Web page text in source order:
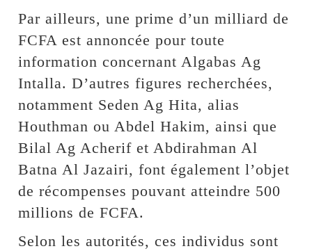
Par ailleurs, une prime d’un milliard de
FCFA est annoncée pour toute
information concernant Algabas Ag
Intalla. D’autres figures recherchées,
notamment Seden Ag Hita, alias
Houthman ou Abdel Hakim, ainsi que
Bilal Ag Acherif et Abdirahman Al
Batna Al Jazairi, font également l’objet
de récompenses pouvant atteindre 500
millions de FCFA.
Selon les autorités, ces individus sont